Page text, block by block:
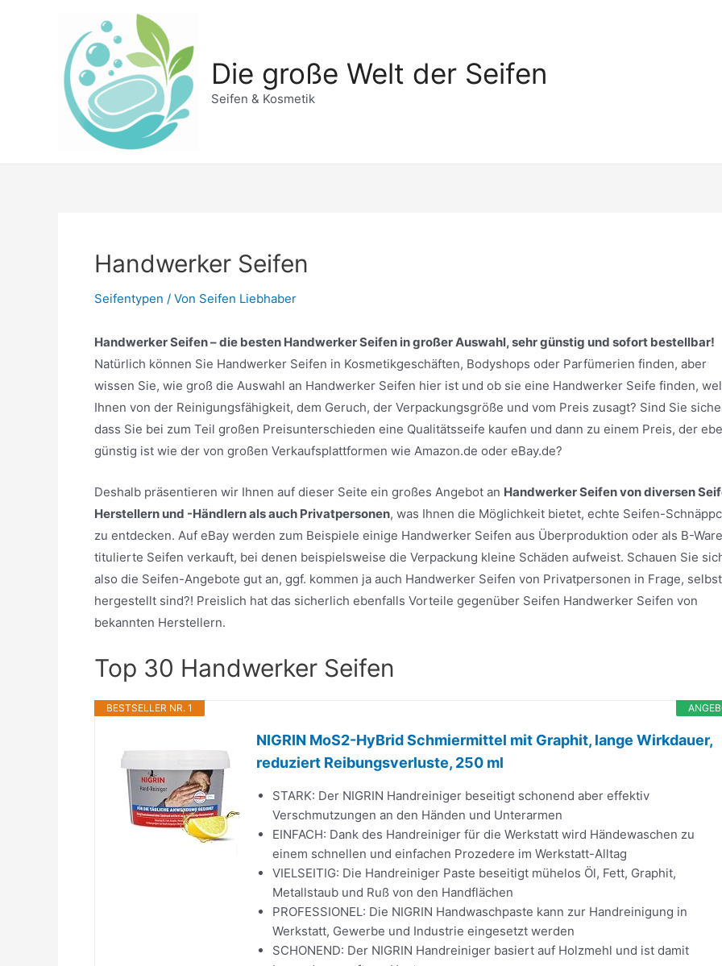
Die große Welt der Seifen
Seifen & Kosmetik
Handwerker Seifen
Seifentypen / Von Seifen Liebhaber
Handwerker Seifen – die besten Handwerker Seifen in großer Auswahl, sehr günstig und sofort bestellbar!
Natürlich können Sie Handwerker Seifen in Kosmetikgeschäften, Bodyshops oder Parfümerien finden, aber
wissen Sie, wie groß die Auswahl an Handwerker Seifen hier ist und ob sie eine Handwerker Seife finden,
Ihnen von der Reinigungsfähigkeit, dem Geruch, der Verpackungsgröße und vom Preis zusagt? Sind Sie
dass Sie bei zum Teil großen Preisunterschieden eine Qualitätsseife kaufen und dann zu einem Preis, der
günstig ist wie der von großen Verkaufsplattformen wie Amazon.de oder eBay.de?
Deshalb präsentieren wir Ihnen auf dieser Seite ein großes Angebot an Handwerker Seifen von diversen
Herstellern und -Händlern als auch Privatpersonen, was Ihnen die Möglichkeit bietet, echte Seifen-
zu entdecken. Auf eBay werden zum Beispiele einige Handwerker Seifen aus Überproduktion oder als B-Ware
titulierte Seifen verkauft, bei denen beispielsweise die Verpackung kleine Schäden aufweist. Schauen Sie
also die Seifen-Angebote gut an, ggf. kommen ja auch Handwerker Seifen von Privatpersonen in Frage, selbst
hergestellt sind?! Preislich hat das sicherlich ebenfalls Vorteile gegenüber Seifen Handwerker Seifen von
bekannten Herstellern.
Top 30 Handwerker Seifen
BESTSELLER NR. 1
NIGRIN MoS2-HyBrid Schmiermittel mit Graphit, lange Wirkdauer,
reduziert Reibungsverluste, 250 ml
STARK: Der NIGRIN Handreiniger beseitigt schonend aber effektiv
Verschmutzungen an den Händen und Unterarmen
EINFACH: Dank des Handreiniger für die Werkstatt wird Händewaschen zu
einem schnellen und einfachen Prozedere im Werkstatt-Alltag
VIELSEITIG: Die Handreiniger Paste beseitigt mühelos Öl, Fett, Graphit,
Metallstaub und Ruß von den Handflächen
PROFESSIONEL: Die NIGRIN Handwaschpaste kann zur Handreinigung in
Werkstatt, Gewerbe und Industrie eingesetzt werden
SCHONEND: Der NIGRIN Handreiniger basiert auf Holzmehl und ist damit